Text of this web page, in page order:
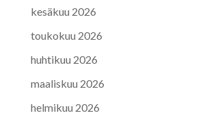
kesäkuu 2026
toukokuu 2026
huhtikuu 2026
maaliskuu 2026
helmikuu 2026